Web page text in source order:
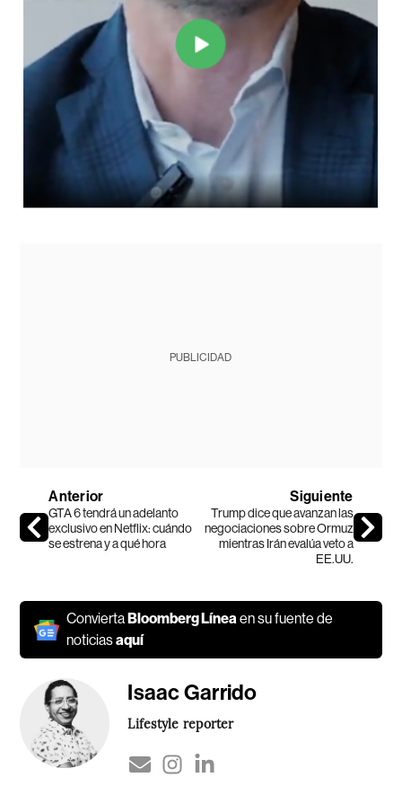
PUBLICIDAD
Anterior
GTA 6 tendrá un adelanto
exclusivo en Netflix: cuándo
se estrena y a qué hora
Siguiente
Trump dice que avanzan las
negociaciones sobre Ormuz
mientras Irán evalúa veto a
EE.UU.
Convierta Bloomberg Líneaen su fuente de
noticiasaquí
Isaac Garrido
Lifestyle reporter